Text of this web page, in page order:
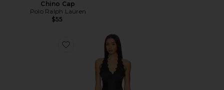
Chino Cap
Polo Ralph Lauren
$55
Favorite Stars Align Mini Dress